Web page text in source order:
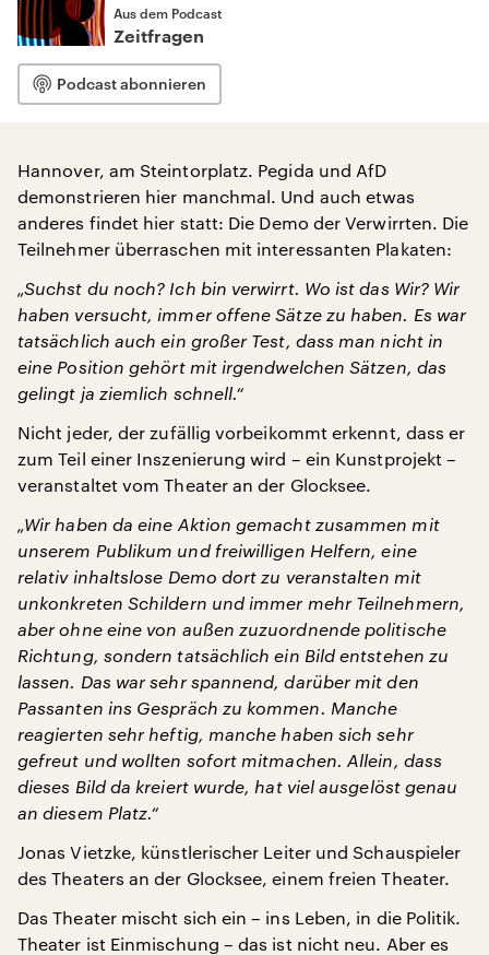
Aus dem Podcast
Zeitfragen
Podcast abonnieren
Hannover, am Steintorplatz. Pegida und AfD
demonstrieren hier manchmal. Und auch etwas
anderes findet hier statt: Die Demo der Verwirrten. Die
Teilnehmer überraschen mit interessanten Plakaten:
„Suchst du noch? Ich bin verwirrt. Wo ist das Wir? Wir
haben versucht, immer offene Sätze zu haben. Es war
tatsächlich auch ein großer Test, dass man nicht in
eine Position gehört mit irgendwelchen Sätzen, das
gelingt ja ziemlich schnell.“
Nicht jeder, der zufällig vorbeikommt erkennt, dass er
zum Teil einer Inszenierung wird – ein Kunstprojekt –
veranstaltet vom Theater an der Glocksee.
„Wir haben da eine Aktion gemacht zusammen mit
unserem Publikum und freiwilligen Helfern, eine
relativ inhaltslose Demo dort zu veranstalten mit
unkonkreten Schildern und immer mehr Teilnehmern,
aber ohne eine von außen zuzuordnende politische
Richtung, sondern tatsächlich ein Bild entstehen zu
lassen. Das war sehr spannend, darüber mit den
Passanten ins Gespräch zu kommen. Manche
reagierten sehr heftig, manche haben sich sehr
gefreut und wollten sofort mitmachen. Allein, dass
dieses Bild da kreiert wurde, hat viel ausgelöst genau
an diesem Platz.“
Jonas Vietzke, künstlerischer Leiter und Schauspieler
des Theaters an der Glocksee, einem freien Theater.
Das Theater mischt sich ein – ins Leben, in die Politik.
Theater ist Einmischung – das ist nicht neu. Aber es